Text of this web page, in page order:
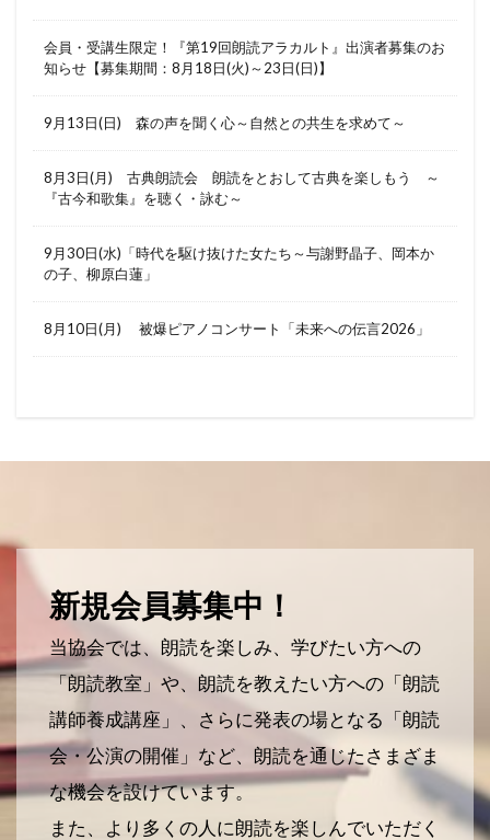
会員・受講生限定！『第19回朗読アラカルト』出演者募集のお
知らせ【募集期間：8月18日(火)～23日(日)】
9月13日(日) 森の声を聞く心～自然との共生を求めて～
8月3日(月) 古典朗読会 朗読をとおして古典を楽しもう ～
『古今和歌集』を聴く・詠む～
9月30日(水)「時代を駆け抜けた女たち～与謝野晶子、岡本か
の子、柳原白蓮」
8月10日(月) 被爆ピアノコンサート「未来への伝言2026」
新規会員募集中！
当協会では、朗読を楽しみ、学びたい方への
「朗読教室」や、朗読を教えたい方への「朗読
講師養成講座」、さらに発表の場となる「朗読
会・公演の開催」など、朗読を通じたさまざま
な機会を設けています。
また、より多くの人に朗読を楽しんでいただく